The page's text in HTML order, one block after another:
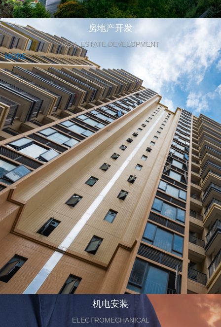
房地产开发
REAL ESTATE DEVELOPMENT
MORE
机电安装
ELECTROMECHANICAL